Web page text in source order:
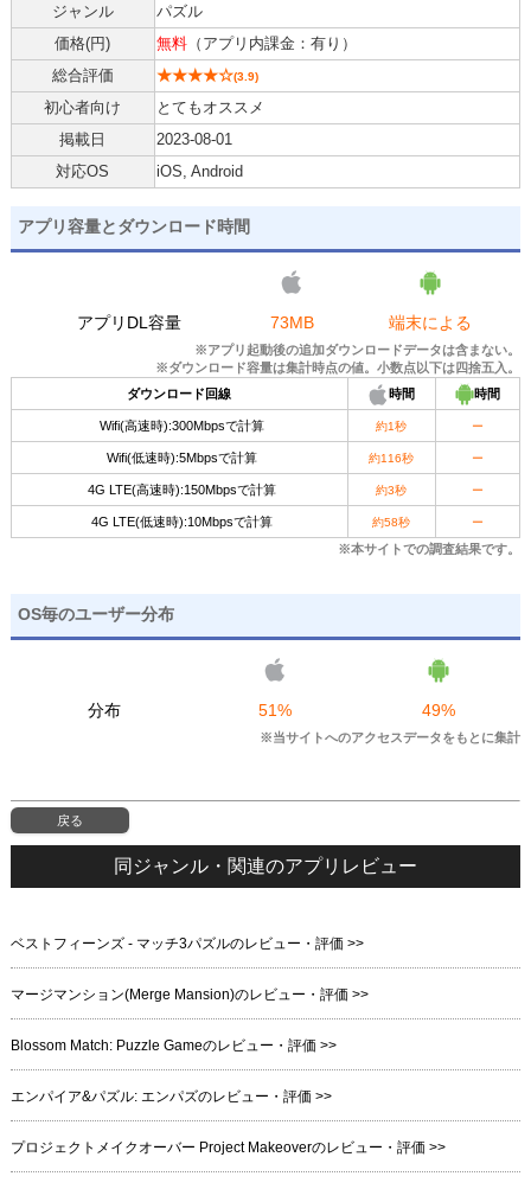
ジャンル
パズル
価格(円) 無料（アプリ内課金：有り）
総合評価
★★★★☆(3.9)
初心者向け
とてもオススメ
掲載日
2023-08-01
対応OS
iOS, Android
アプリ容量とダウンロード時間
アプリDL容量 73MB 端末による
※アプリ起動後の追加ダウンロードデータは含まない。
※ダウンロード容量は集計時点の値。小数点以下は四捨五入。
ダウンロード回線
時間 時間
Wifi(高速時):300Mbpsで計算 約1秒 ー
Wifi(低速時):5Mbpsで計算 約116秒 ー
4G LTE(高速時):150Mbpsで計算 約3秒 ー
4G LTE(低速時):10Mbpsで計算 約58秒 ー
※本サイトでの調査結果です。
OS毎のユーザー分布
分布 51% 49%
※当サイトへのアクセスデータをもとに集計
戻る
同ジャンル・関連のアプリレビュー
ベストフィーンズ - マッチ3パズルのレビュー・評価 >>
マージマンション(Merge Mansion)のレビュー・評価 >>
Blossom Match: Puzzle Gameのレビュー・評価 >>
エンパイア&パズル: エンパズのレビュー・評価 >>
プロジェクトメイクオーバー Project Makeoverのレビュー・評価 >>